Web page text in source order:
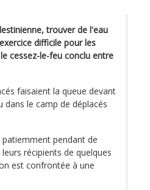
trouver de l'eau
difficile pour les
cessez-le-feu conclu entre
faisaient la queue devant
dans le camp de déplacés
pendant de
récipients de quelques
est confrontée à une